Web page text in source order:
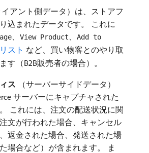
イアント側データ）は、ストアフ
込まれたデータです。 これに
、 View Product、
Add to
スト
など、買い物客とのやり取
す（B2B販売者の場合）。
ス （サーバーサイドデータ）
サーバーにキャプチャされた
これには、注文の配送状況に関
文が行われた場合、キャンセル
返金された場合、発送された場
場合など）が含まれます。 ま